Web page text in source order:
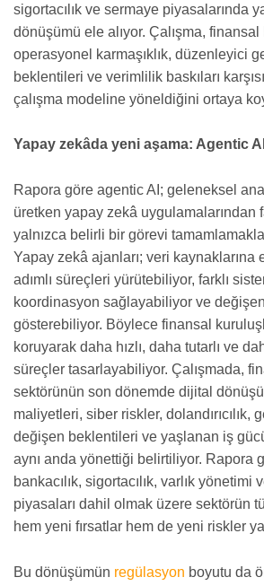
sigortacılık ve sermaye piyasalarında
dönüşümü ele alıyor. Çalışma, finansal
operasyonel karmaşıklık, düzenleyici
beklentileri ve verimlilik baskıları
çalışma modeline yöneldiğini ortaya
Yapay zekâda yeni aşama: Agentic AI
Rapora göre agentic AI; geleneksel
üretken yapay zekâ uygulamalarından
yalnızca belirli bir görevi tamamlamakla
Yapay zekâ ajanları; veri kaynaklarına
adımlı süreçleri yürütebiliyor, farklı
koordinasyon sağlayabiliyor ve
gösterebiliyor. Böylece finansal
koruyarak daha hızlı, daha tutarlı ve
süreçler tasarlayabiliyor. Çalışmada,
sektörünün son dönemde dijital
maliyetleri, siber riskler, dolandırıcılık,
değişen beklentileri ve yaşlanan iş
aynı anda yönettiği belirtiliyor. Rapora
bankacılık, sigortacılık, varlık yönetimi
piyasaları dahil olmak üzere sektörün
hem yeni fırsatlar hem de yeni riskler
Bu dönüşümün regülasyon boyutu da